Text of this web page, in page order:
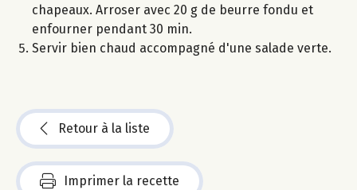
chapeaux. Arroser avec 20 g de beurre fondu et
enfourner pendant 30 min.
Servir bien chaud accompagné d'une salade verte.
Retour à la liste
Imprimer la recette